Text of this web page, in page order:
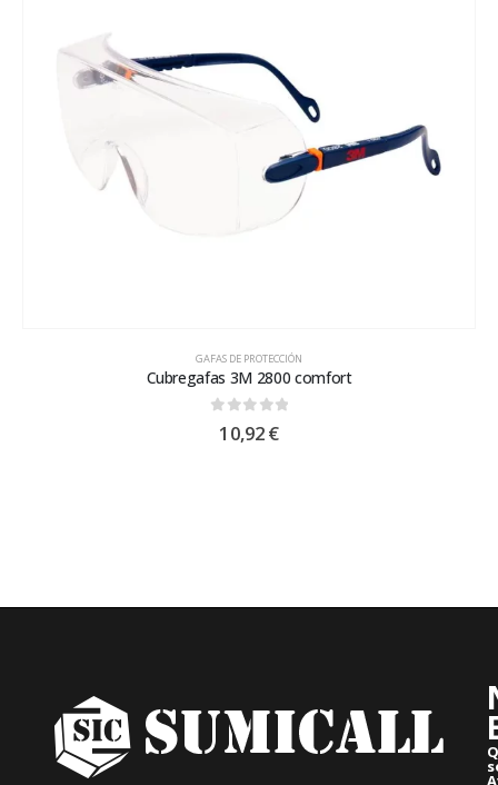
GAFAS DE PROTECCIÓN
Cubregafas 3M 2800 comfort
out of 5
10,92€